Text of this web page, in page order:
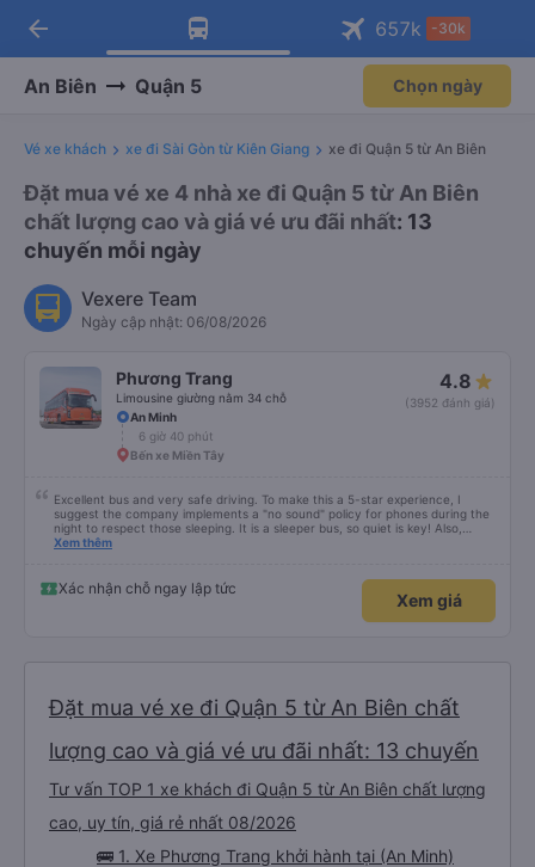
Tải app Vexere ngay!
Nhận ưu đãi thành viên độc
Mở app
Tải app Vexere
-30k/ghế khi đặt vé máy bay qua
Mở app
arrow_back 657k -30k
An Biên Quận 5 Chọn ngày
Vé xe khách xe đi Sài Gòn từ Kiên Giang xe đi Quận 5 từ An Biên
Đặt mua vé xe 4 nhà xe đi Quận 5 từ An Biên
chất lượng cao và giá vé ưu đãi nhất: 13
chuyến mỗi ngày
Vexere Team
Ngày cập nhật: 06/08/2026
Phương Trang
Limousine giường nằm 34 chỗ
4.8
(3952 đánh giá)
An Minh
6 giờ 40 phút
Bến xe Miền Tây
Excellent bus and very safe driving. To make this a 5-star experience, I
suggest the company implements a "no sound" policy for phones during the
night to respect those sleeping. It is a sleeper bus, so quiet is key! Also,
please display the Wi-Fi password clearly inside the cabin for convenience. I
quy định rõ ràng về việc giữ im lặng (tắt âm thanh điện thoại) vào ban đêm
để tránh làm phiền hành khách khác ngủ. Ngoài ra, nhà xe nên dán sẵn mật
khẩu Wi-Fi trong xe để hành khách dễ dàng sử dụng. Tôi vẫn sẽ tiếp tục ủng
Xem thêm
Xác nhận chỗ ngay lập tức
Xem giá
Đặt mua vé xe đi Quận 5 từ An Biên chất
lượng cao và giá vé ưu đãi nhất: 13 chuyến
Tư vấn TOP 1 xe khách đi Quận 5 từ An Biên chất lượng
cao, uy tín, giá rẻ nhất 08/2026
🚌 1. Xe Phương Trang khởi hành tại (An Minh)